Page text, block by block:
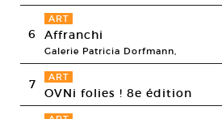
6
ART
Affranchi
Galerie Patricia Dorfmann,
7 ART
OVNi folies ! 8e édition